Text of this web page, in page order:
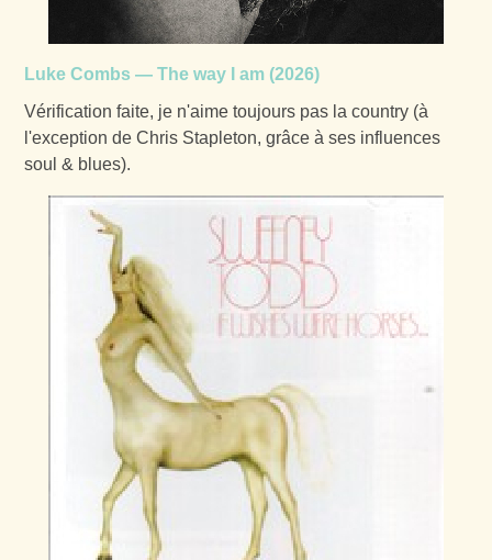
Luke Combs — The way I am (2026)
Vérification faite, je n'aime toujours pas la country (à
l'exception de Chris Stapleton, grâce à ses influences
soul & blues).